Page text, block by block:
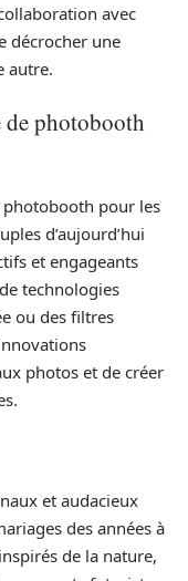
avec
décrocher une
autre.
de photobooth
photobooth pour les
d’aujourd’hui
et engageants
technologies
ou des filtres
photos et de créer
et audacieux
des années à
de la nature,